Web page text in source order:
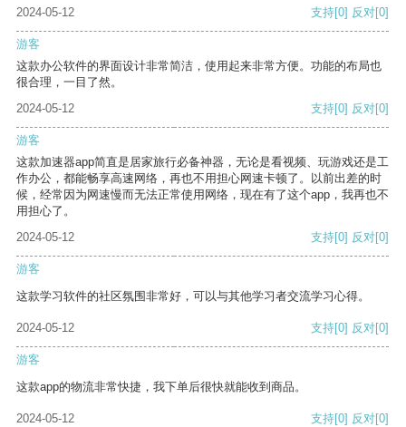
2024-05-12 支持[0] 反对[0]
游客
这款办公软件的界面设计非常简洁，使用起来非常方便。功能的布局也
很合理，一目了然。
2024-05-12
支持[0] 反对[0]
游客
这款加速器app简直是居家旅行必备神器，无论是看视频、玩游戏还是工
作办公，都能畅享高速网络，再也不用担心网速卡顿了。以前出差的时
候，经常因为网速慢而无法正常使用网络，现在有了这个app，我再也不
用担心了。
2024-05-12
支持[0] 反对[0]
游客
这款学习软件的社区氛围非常好，可以与其他学习者交流学习心得。
2024-05-12 支持[0] 反对[0]
游客
这款app的物流非常快捷，我下单后很快就能收到商品。
2024-05-12 支持[0] 反对[0]